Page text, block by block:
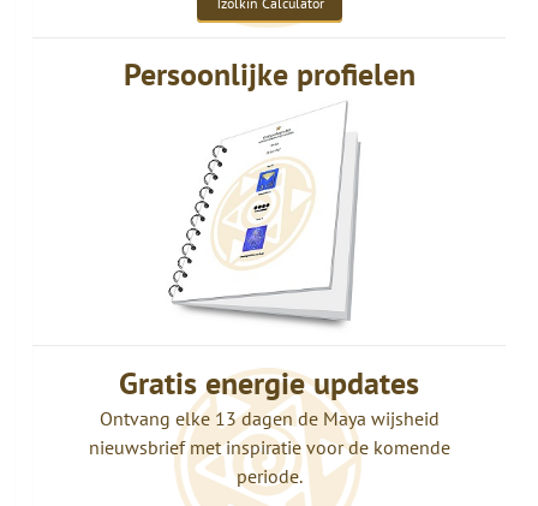
Persoonlijke profielen
Gratis energie updates
Ontvang elke 13 dagen de Maya wijsheid
nieuwsbrief met inspiratie voor de komende
periode.